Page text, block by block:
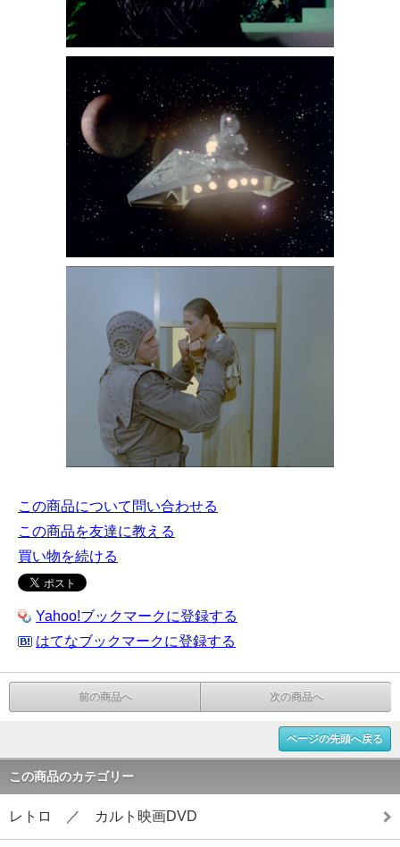
この商品について問い合わせる
この商品を友達に教える
買い物を続ける
Yahoo!ブックマークに登録する
はてなブックマークに登録する
前の商品へ 次の商品へ
ページの先頭へ戻る
この商品のカテゴリー
レトロ ／ カルト映画DVD